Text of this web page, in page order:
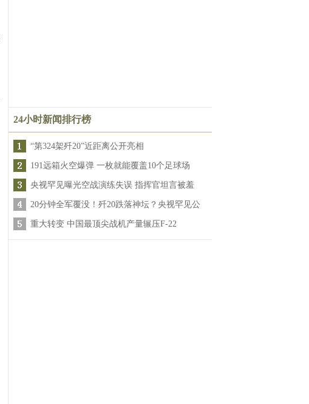
24小时新闻排行榜
“第324架歼20”近距离公开亮相
191远箱火空爆弹 一枚就能覆盖10个足球场
央视罕见曝光空战演练失误 指挥官坦言被羞
20分钟全军覆没！歼20跌落神坛？央视罕见公
重大转变 中国最顶尖战机产量辗压F-22